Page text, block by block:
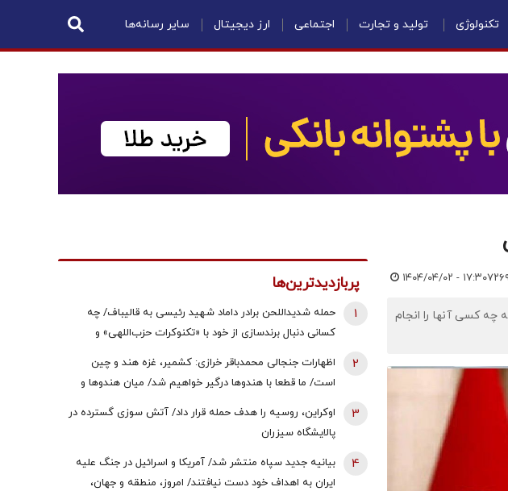
تکنولوژی تولید و تجارت اجتماعی ارز دیجیتال سایر رسانه‌ها
۱۴۰۴/۰۴/۰۲ - ۱۷:۳۰
چه کسی آنها را انجام
پربازدیدترین‌ها
حمله شدیداللحن برادر داماد شهید رئیسی به قالیباف/ چه
کسانی دنبال برندسازی از خود با «تکنوکرات حزب‌اللهی» و
1
اظهارات جنجالی محمدباقر خرازی: کشمیر، غزه هند و چین
است/ ما قطعا با هندوها درگیر خواهیم شد/ میان هندوها و
2
اوکراین، روسیه را هدف حمله قرار داد/ آتش سوزی گسترده در
پالایشگاه سیزران
3
بیانیه جدید سپاه منتشر شد/ آمریکا و اسرائیل در جنگ علیه
ایران به اهداف خود دست نیافتند/ امروز، منطقه و جهان،
4